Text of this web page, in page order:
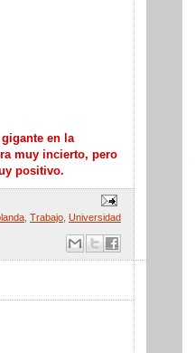
en la
muy incierto, pero
positivo.
Trabajo Universidad